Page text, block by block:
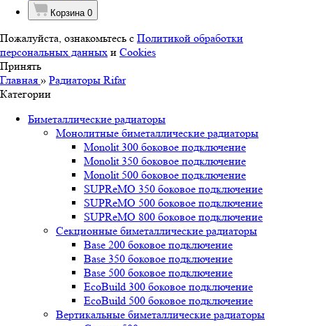
Корзина 0
Пожалуйста, ознакомьтесь с Политикой обработки
персональных данных и Cookies
Принять
Главная » Радиаторы Rifar
Категории
Биметаллические радиаторы
Монолитные биметаллические радиаторы
Mоnоlit 300 боковое подключение
Mоnоlit 350 боковое подключение
Mоnоlit 500 боковое подключение
SUРRеMО 350 боковое подключение
SUРRеMО 500 боковое подключение
SUРRеMО 800 боковое подключение
Секционные биметаллические радиаторы
Base 200 боковое подключение
Base 350 боковое подключение
Base 500 боковое подключение
EcoBuild 300 боковое подключение
EcoBuild 500 боковое подключение
Вертикальные биметаллические радиаторы